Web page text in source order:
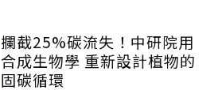
攔截25%碳流失！中研院用
合成生物學 重新設計植物的
固碳循環